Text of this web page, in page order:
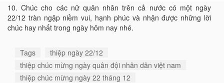
10.Chúc cho các nữ quân nhân trên cả nước có một ngày
22/12 tràn ngập niềm vui, hạnh phúc và nhận được những lời
chúc hay nhất trong ngày hôm nay nhé.
Tags
thiệp ngày 22/12
thiệp chúc mừng ngày quân đội nhân dân việt nam
thiệp chúc mừng ngày 22 tháng 12